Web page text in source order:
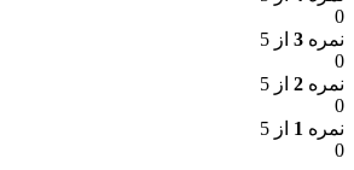
0
نمره 3 از 5
0
نمره 2 از 5
0
نمره 1 از 5
0